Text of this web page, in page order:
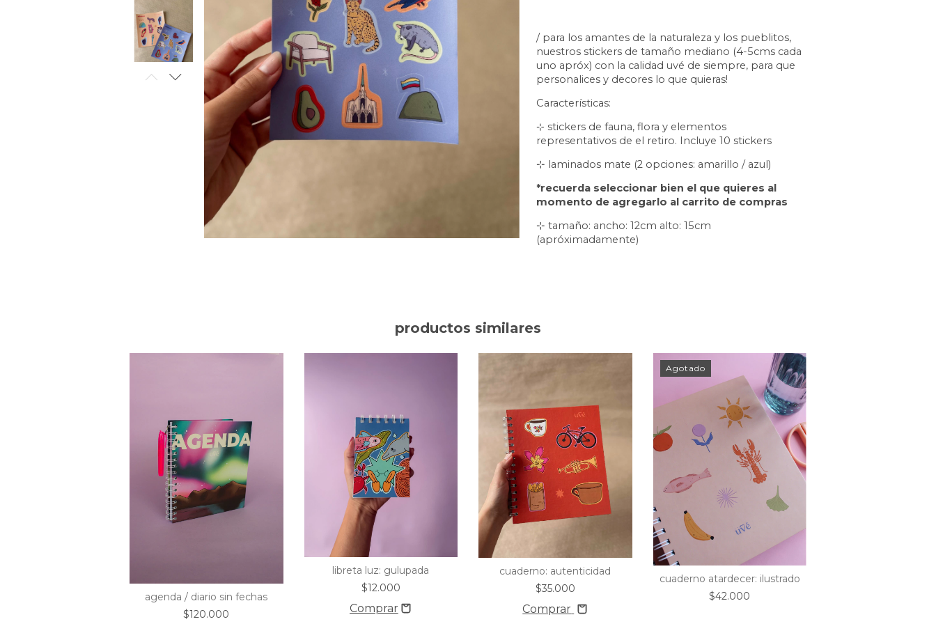
/ para los amantes de la naturaleza y los pueblitos,
nuestros stickers de tamaño mediano (4-5cms cada
uno apróx) con la calidad uvé de siempre, para que
personalices y decores lo que quieras!
Características:
⊹ stickers de fauna, flora y elementos
representativos de el retiro. Incluye 10 stickers
⊹ laminados mate (2 opciones: amarillo / azul)
*recuerda seleccionar bien el que quieres al
momento de agregarlo al carrito de compras
⊹ tamaño: ancho: 12cm alto: 15cm
(apróximadamente)
productos similares
agenda / diario sin fechas
$120.000
libreta luz: gulupada
$12.000
cuaderno: autenticidad
$35.000
Comprar
Agotado
cuaderno atardecer: ilustrado
$42.000